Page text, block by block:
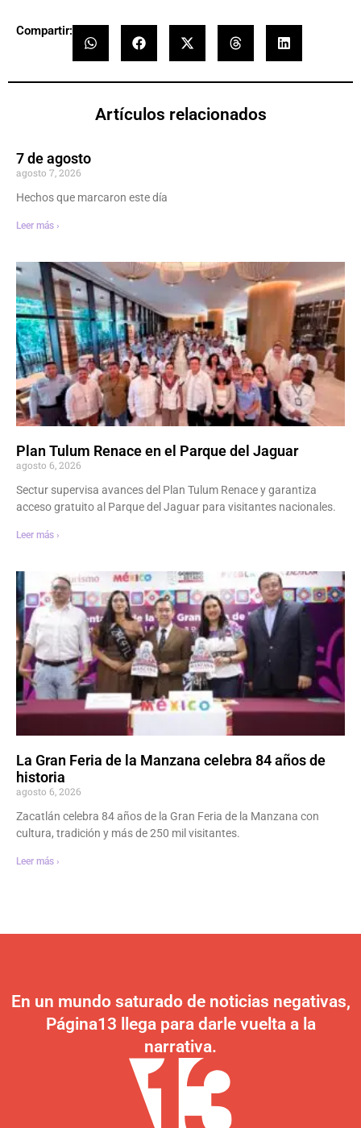
Compartir:
Artículos relacionados
7 de agosto
agosto 7, 2026
Hechos que marcaron este día
Leer más ›
Plan Tulum Renace en el Parque del Jaguar
agosto 6, 2026
Sectur supervisa avances del Plan Tulum Renace y garantiza
acceso gratuito al Parque del Jaguar para visitantes nacionales.
Leer más ›
La Gran Feria de la Manzana celebra 84 años de
historia
agosto 6, 2026
Zacatlán celebra 84 años de la Gran Feria de la Manzana con
cultura, tradición y más de 250 mil visitantes.
Leer más ›
En un mundo saturado de noticias negativas,
Página13 llega para darle vuelta a la
narrativa.